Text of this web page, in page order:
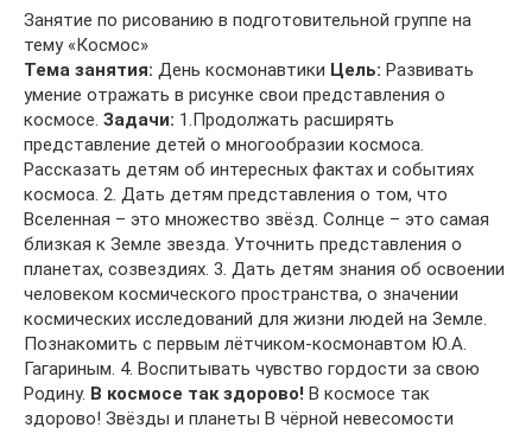
Занятие по рисованию в подготовительной группе на
тему «Космос»
Тема занятия: День космонавтики Цель: Развивать
умение отражать в рисунке свои представления о
космосе. Задачи: 1.Продолжать расширять
представление детей о многообразии космоса.
Рассказать детям об интересных фактах и событиях
космоса. 2. Дать детям представления о том, что
Вселенная – это множество звёзд. Солнце – это самая
близкая к Земле звезда. Уточнить представления о
планетах, созвездиях. 3. Дать детям знания об освоении
человеком космического пространства, о значении
космических исследований для жизни людей на Земле.
Познакомить с первым лётчиком-космонавтом Ю.А.
Гагариным. 4. Воспитывать чувство гордости за свою
Родину. В космосе так здорово! В космосе так
здорово! Звёзды и планеты В чёрной невесомости